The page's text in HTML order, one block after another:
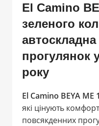
El Camino
зеленого
прогулянок
року
El Camino BEYA ME
які цінують
повсякденних